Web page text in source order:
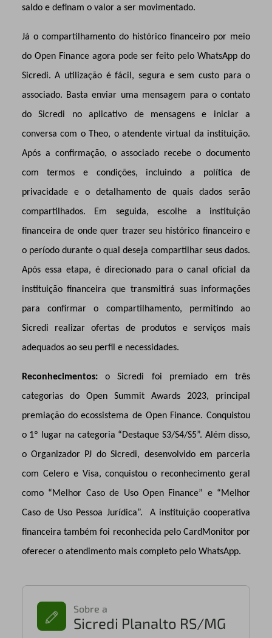
saldo e definam o valor a ser movimentado.
Já o compartilhamento do histórico financeiro por meio
do Open Finance agora pode ser feito pelo WhatsApp do
Sicredi. A utilização é fácil, segura e sem custo para o
associado. Basta enviar uma mensagem para o contato
do Sicredi no aplicativo de mensagense iniciara
conversa com o Theo, o atendente virtual da instituição.
Após a confirmação, o associado recebe o documento
com termos e condições, incluindo a política de
privacidade e o detalhamento de quais dados serão
compartilhados. Em seguida, escolhe a instituição
financeira de onde quer trazer seu histórico financeiro e
o período durante o qual deseja compartilhar seus dados.
Após essa etapa, é direcionado para o canal oficial da
instituição financeira que transmitirá suas informações
para confirmar o compartilhamento, permitindo ao
Sicredi realizar ofertas de produtos e serviços mais
adequados ao seu perfil e necessidades.
Reconhecimentos:
o Sicredi foi premiado em três
categorias do Open Summit Awards 2023, principal
premiação do ecossistema de Open Finance. Conquistou
o 1º lugar na categoria “Destaque S3/S4/S5”. Além disso,
o Organizador PJ do Sicredi, desenvolvido em parceria
com Celero e Visa, conquistou o reconhecimento geral
como “Melhor Caso de Uso Open Finance” e “Melhor
Caso de Uso Pessoa Jurídica”. A instituição cooperativa
financeira também foi reconhecida pelo CardMonitor por
oferecer o atendimento mais completo pelo WhatsApp.
Sobre a
Sicredi Planalto RS/MG